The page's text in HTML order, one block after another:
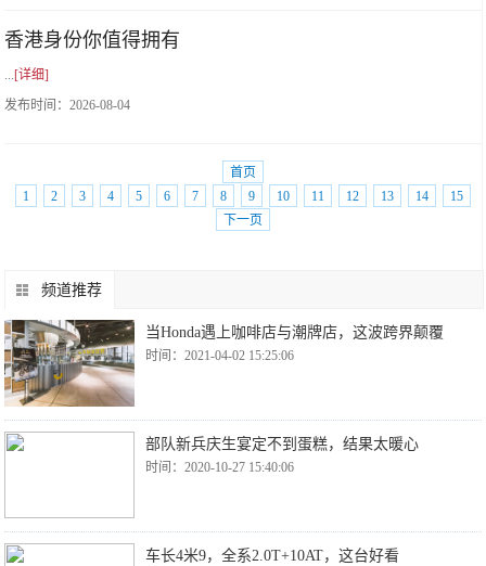
香港身份你值得拥有
...[详细]
发布时间：2026-08-04
首页
1
2 3 4 5 6 7 8 9 10 11 12 13 14
15
下一页
频道推荐
当Honda遇上咖啡店与潮牌店，这波跨界颠覆
时间：2021-04-02 15:25:06
部队新兵庆生宴定不到蛋糕，结果太暖心
时间：2020-10-27 15:40:06
车长4米9，全系2.0T+10AT，这台好看